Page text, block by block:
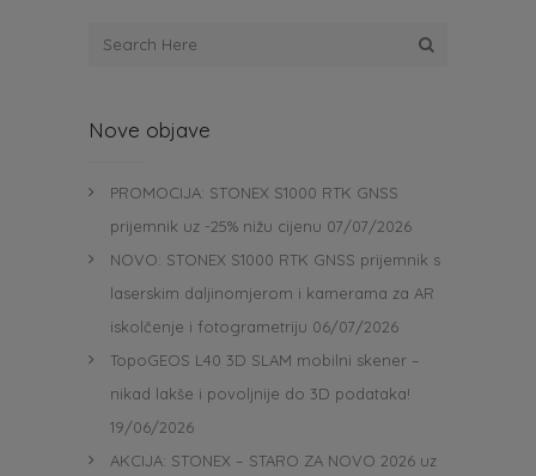
Nove objave
PROMOCIJA: STONEX S1000 RTK GNSS
prijemnik uz -25% nižu cijenu 07/07/2026
NOVO: STONEX S1000 RTK GNSS prijemnik s
laserskim daljinomjerom i kamerama za AR
iskolčenje i fotogrametriju 06/07/2026
TopoGEOS L40 3D SLAM mobilni skener –
nikad lakše i povoljnije do 3D podataka!
19/06/2026
AKCIJA: STONEX – STARO ZA NOVO 2026 uz